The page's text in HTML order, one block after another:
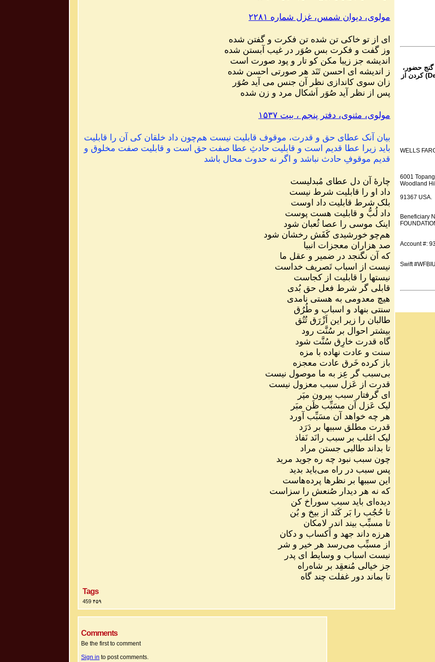
مولوی، دیوان شمس، غزل شماره ۲۲۸۱
ای از تو خاکی تن شده تن فکرت و گفتن شده
وز گفت و فکرت بس صُوَر در غیب آبستن شده
اندیشه جز زیبا مکن کو تار و پود صورت است
ز اندیشه ای احسن تَنَد هر صورتی احسن شده
زان سوی کاندازی نظر آن جنس می آید صُوَر
پس از نظر آید صُوَر اَشکال مرد و زن شده
مولوی، مثنوی، دفتر پنجم ، بیت ۱۵۳۷
بیان آنک عطای حق و قدرت، موقوف قابلیت نیست هم‌چون داد خلقان کی آن را قابلیت
باید زیرا عطا قدیم است و قابلیت حادثِ عطا صفت حق است و قابلیت صفت مخلوق و
قدیم موقوفِ حادث نباشد و اگر نه حدوث محال باشد
چارهٔ آن دل عطای مُبدلیست
داد او را قابلیت شرط نیست
بلک شرط قابلیت داد اوست
داد لُبُّ و قابلیت هست پوست
اینک موسی را عصا ثُعبان شود
هم‌چو خورشیدی کَفَش رخشان شود
صد هزاران معجزات انبیا
که آن نگنجد در ضمیر و عقل ما
نیست از اسباب تَصریف خداست
نیستها را قابلیت از کجاست
قابلی گر شرط فعل حق بُدی
هیچ معدومی به هستی نامدی
سنتی بنهاد و اسباب و طُرُق
طالبان را زیر این اَزْرَق تُتُق
بیشتر احوال بر سُنَّت رود
گاه قدرت خارِق سُنَّت شود
سنت و عادت نهاده با مزه
باز کرده خَرق عادت معجزه
بی‌سبب گر عِز به ما موصول نیست
قدرت از عَزل سبب معزول نیست
ای گرفتار سبب بیرون مپَر
لیک عَزل آن مسَبِّب ظَن مبَر
هر چه خواهد آن مسَبِّب آورد
قدرت مطلق سببها بر دَرَد
لیک اغلب بر سبب رانَد نَفاذ
تا بداند طالبی جستن مراد
چون سبب نبود چه ره جوید مرید
پس سبب در راه می‌باید بدید
این سببها بر نظرها پرده‌هاست
که نه هر دیدار صُنعش را سزاست
دیده‌ای باید سبب سوراخ کن
تا حُجُب را بَر کَنَد از بیخ و بُن
تا مسبِّب بیند اندر لامکان
هرزه داند جهد و اَکساب و دکان
از مسبِّب می‌رسد هر خیر و شر
نیست اسباب و وسایط ای پدر
جز خیالی مُنعقِد بر شاه‌راه
تا بماند دور غفلت چند گاه
Tags
459 ۴۵۹
Comments
Be the first to comment
Sign in to post comments.
گنج حضور،
از تمام نقاط دنیا غیر از ایران، یا واریز (Deposit) کردن از
WELLS
6001
Woodland
91367 USA.
Beneficiary
Account #:
Swift